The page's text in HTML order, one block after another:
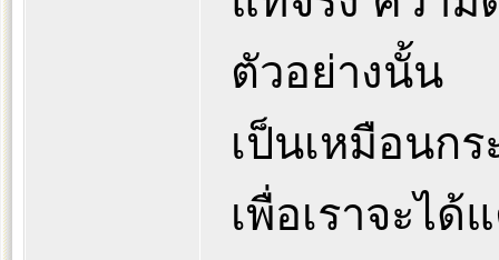
ตัวอย่างนั้น
เป็นเหมือนก
เพื่อเราจะไ